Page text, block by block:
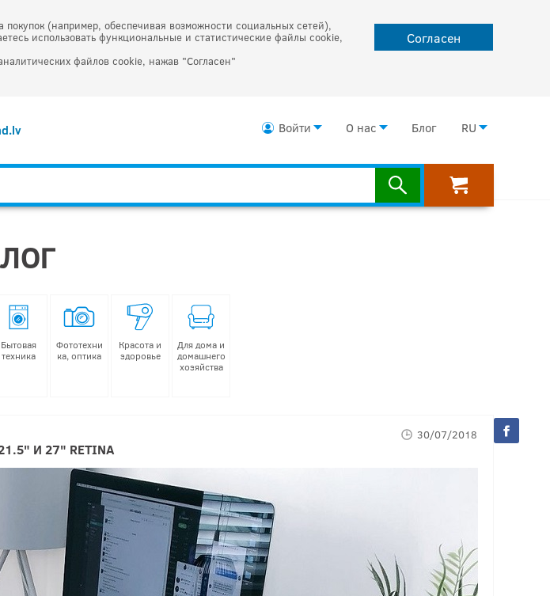
(например, обеспечивая возможности социальных сетей),
использовать функциональные и статистические файлы cookie,
файлов cookie, нажав "Согласен"
Согласен
Войти О нас Блог RU
Бытовая
техника
Фототехни
ка, оптика
Красота и
здоровье
Для дома и
домашнего
хозяйства
И 27" RETINA
30/07/2018